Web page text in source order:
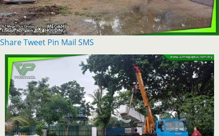
ShareTweet Pin Mail SMS